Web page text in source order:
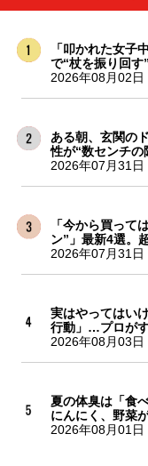
「叩かれた女子
で“杖を振り回す
2026年08月02日
ある朝、玄関の
性が“数センチの
2026年07月31日
「今から買って
ン”」最新4選。
2026年07月31日
実はやってはい
行動」…プロが
2026年08月03日
夏の体臭は「食
にんにく、野菜
2026年08月01日